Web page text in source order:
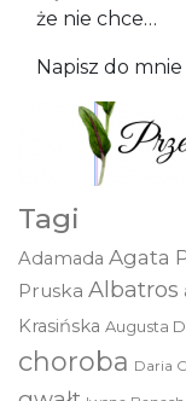
że nie chce…
Napisz do mnie
Tagi
Adamada Agata
Pruska Albatros
Krasińska Augusta
choroba Daria